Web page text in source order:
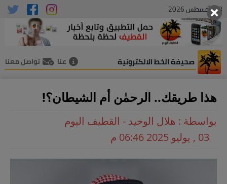
08 , أغسطس 2026
صحيفة الخط الالكترونية عنا تواصل معنا
هذا طريقك.. الرحمٰن أم الشيطان؟!
بواسطة : هلال الوحيد - القطيف اليوم
03 , يوليو 2025 06:46 م